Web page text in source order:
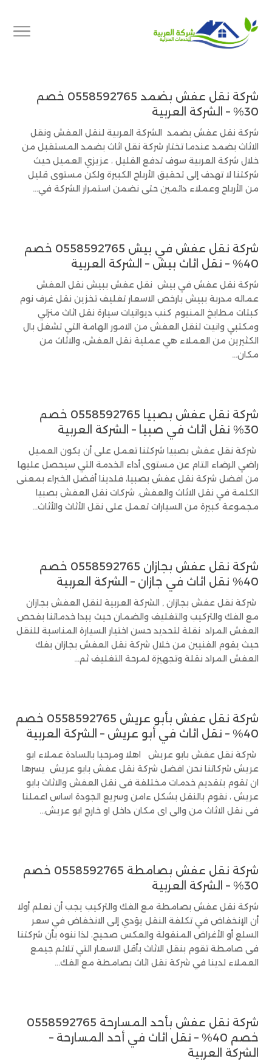
شركة نقل عفش بضمد 0558592765 خصم
30% – الشركة العربية
شركة نقل عفش بضمد الشركة العربية لنقل العفش ونقل
الاثاث بضمد عندما تختار شركة نقل اثاث بضمد المستقبل من
خلال شركة العربية سوف تدفع القليل ، عزيزي العميل حيث
شركتنا لا تهدف إلى تحقيق الأرباح الكبيرة ولكن مستوى قليل
من الأرباح وعملاء دائمين حتى نضمن استمرار الشركة في...
شركة نقل عفش في بيش 0558592765 خصم
40% – نقل اثاث بيش – الشركة العربية
شركة نقل عفش في بيش نقل عفش ببيش نقل العفش
عماله مدربة ببيش بارخص الاسعار تغليف تخزين نقل غرف نوم
كبتات مطابخ المنيوم كنب ديوانيات سيارة نقل اثاث منزلي
ومكتبي وانيت لنقل العفش من الامور الهامة التي تشغل بال
الكثيرين من العملاء هي عملية نقل العفش، والاثاث من
مكان...
شركة نقل عفش بصبيا 0558592765 خصم
30% نقل اثاث في صبيا – الشركة العربية
شركة نقل عفش بصبيا شركتنا تعمل على أن يكون العميل
راضي الرضاء التام عن مستوى أداء الخدمة التي سيحصل عليها
من افضل شركة نقل عفش بصبيا، فلدينا أفضل الخبراء بمعنى
الكلمة في نقل الاثاث والعفش. شركات نقل العفش بصبيا
مجموعة كبيرة من السيارات تعمل على نقل الأثاث والأثاث...
شركة نقل عفش بجازان 0558592765 خصم
40% نقل اثاث في جازان – الشركة العربية
شركة نقل عفش بجازان , الشركة العربية لنقل العفش بجازان
مع الفك والتركيب والتغليف والضمان حيث يبدا خدماتنا بفحص
العفش المراد نقلة لتحديد حسن اختيار السيارة المناسبة للنقل
حيث يقوم الفنيين من خلال شركة نقل العفش بجازان بفك
العفش المراد نقلة وتجهيزة لمرحة التغليف ثم...
شركة نقل عفش بأبو عريش 0558592765 خصم
40% – نقل اثاث في أبو عريش – الشركة العربية
شركة نقل عفش بابو عريش اهلا ومرحبا بالسادة عملاء ابو
عريش شركاتنا نحن افضل شركة نقل عفش بابو عريش يسرها
ان تقوم بتقديم خدمات مختلفة فى نقل العفش والاثاث بابو
عريش ، نقوم بالنقل بشكل ءامن وسريع الجودة اساس اعملنا
فى نقل الاثاث من والى اى مكان داخل او خارج ابو عريش...
شركة نقل عفش بصامطة 0558592765 خصم
30% – الشركة العربية
شركة نقل عفش بصامطة مع الفك والتركيب يجب أن نعلم أولا
أن الإنخفاض في تكلفة النقل يؤدي إلى الانخفاض في سعر
السلع أو الأغراض المنقولة والعكس صحيح، لذا ننوه بأن شركتنا
فى صامطة تقوم بنقل الاثاث بأقل الاسعار التي تلائم جيمع
العملاء لدينا في شركة نقل اثاث بصامطة مع الفك...
شركة نقل عفش بأحد المسارحة 0558592765
خصم 40% – نقل اثاث في أحد المسارحة –
الشركة العربية